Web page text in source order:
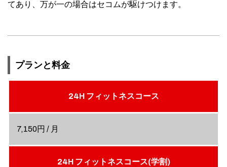
てあり、万が一の場合はセコムが駆けつけます。
プランと料金
24H フィットネスコース
7,150円 / 月
24H フィットネスコース(学割)